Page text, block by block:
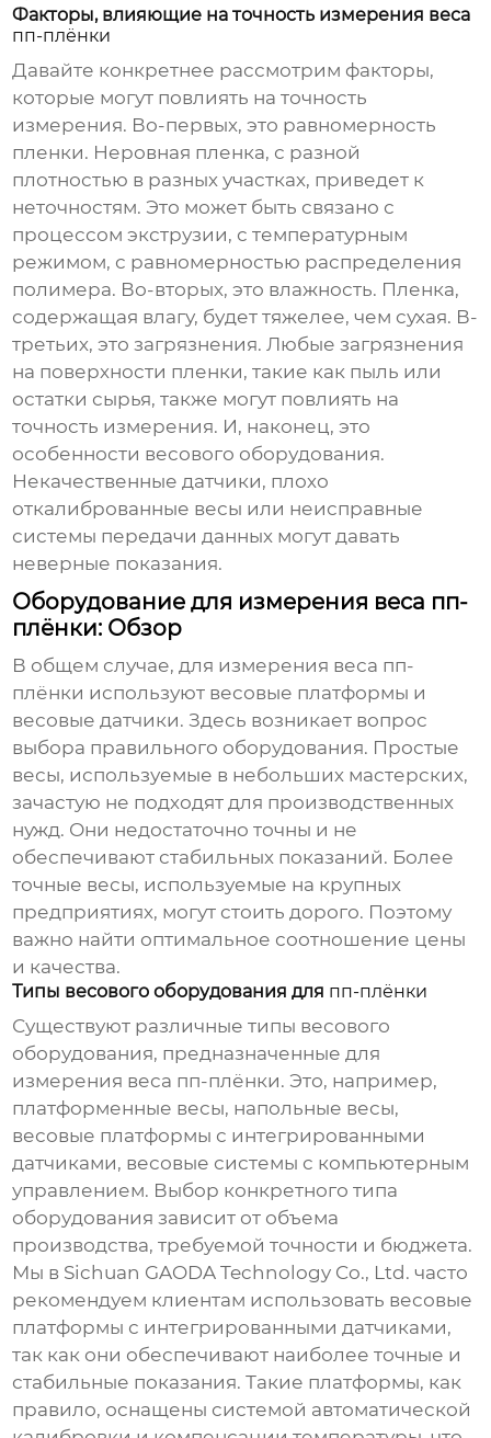
Факторы, влияющие на точность измерения веса
пп-плёнки
Давайте конкретнее рассмотрим факторы,
которые могут повлиять на точность
измерения. Во-первых, это равномерность
пленки. Неровная пленка, с разной
плотностью в разных участках, приведет к
неточностям. Это может быть связано с
процессом экструзии, с температурным
режимом, с равномерностью распределения
полимера. Во-вторых, это влажность. Пленка,
содержащая влагу, будет тяжелее, чем сухая. В-
третьих, это загрязнения. Любые загрязнения
на поверхности пленки, такие как пыль или
остатки сырья, также могут повлиять на
точность измерения. И, наконец, это
особенности весового оборудования.
Некачественные датчики, плохо
откалиброванные весы или неисправные
системы передачи данных могут давать
неверные показания.
Оборудование для измерения веса пп-
плёнки: Обзор
В общем случае, для измерения веса пп-
плёнки используют весовые платформы и
весовые датчики. Здесь возникает вопрос
выбора правильного оборудования. Простые
весы, используемые в небольших мастерских,
зачастую не подходят для производственных
нужд. Они недостаточно точны и не
обеспечивают стабильных показаний. Более
точные весы, используемые на крупных
предприятиях, могут стоить дорого. Поэтому
важно найти оптимальное соотношение цены
и качества.
Типы весового оборудования для пп-плёнки
Существуют различные типы весового
оборудования, предназначенные для
измерения веса пп-плёнки. Это, например,
платформенные весы, напольные весы,
весовые платформы с интегрированными
датчиками, весовые системы с компьютерным
управлением. Выбор конкретного типа
оборудования зависит от объема
производства, требуемой точности и бюджета.
Мы в Sichuan GAODA Technology Co., Ltd. часто
рекомендуем клиентам использовать весовые
платформы с интегрированными датчиками,
так как они обеспечивают наиболее точные и
стабильные показания. Такие платформы, как
правило, оснащены системой автоматической